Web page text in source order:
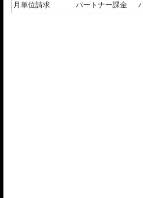
月単位請求
パートナー課金